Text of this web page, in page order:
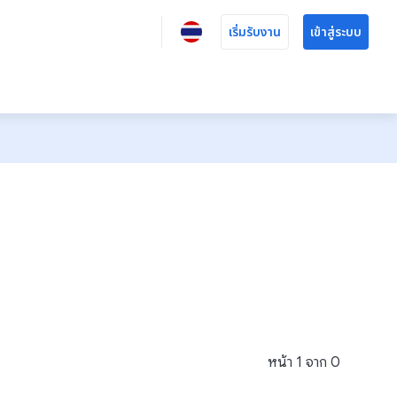
เริ่มรับงาน เข้าสู่ระบบ
หน้า 1 จาก 0